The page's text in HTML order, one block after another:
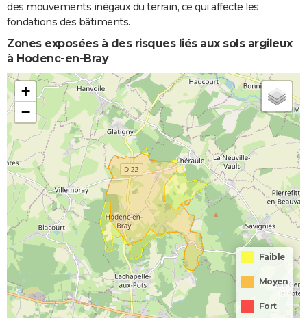
des mouvements inégaux du terrain, ce qui affecte les
fondations des bâtiments.
Zones exposées à des risques liés aux sols argileux
à Hodenc-en-Bray
+
−
Faible
Moyen
Fort